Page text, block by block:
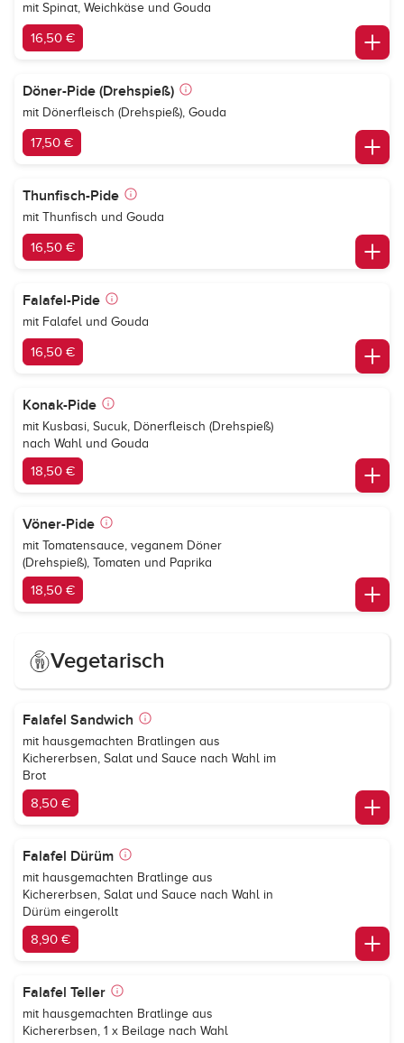
mit Spinat, Weichkäse und Gouda
16,50 €
Döner-Pide (Drehspieß)
mit Dönerfleisch (Drehspieß), Gouda
17,50 €
Thunfisch-Pide
mit Thunfisch und Gouda
16,50 €
Falafel-Pide
mit Falafel und Gouda
16,50 €
Konak-Pide
mit Kusbasi, Sucuk, Dönerfleisch (Drehspieß)
nach Wahl und Gouda
18,50 €
Vöner-Pide
mit Tomatensauce, veganem Döner
(Drehspieß), Tomaten und Paprika
18,50 €
Vegetarisch
Falafel Sandwich
mit hausgemachten Bratlingen aus
Kichererbsen, Salat und Sauce nach Wahl im
Brot
8,50 €
Falafel Dürüm
mit hausgemachten Bratlinge aus
Kichererbsen, Salat und Sauce nach Wahl in
Dürüm eingerollt
8,90 €
Falafel Teller
mit hausgemachten Bratlinge aus
Kichererbsen, 1 x Beilage nach Wahl